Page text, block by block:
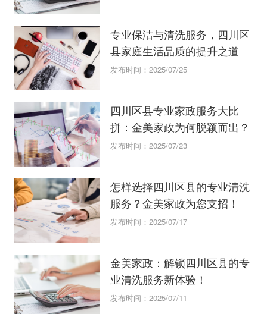
专业保洁与清洗服务，四川区
县家庭生活品质的提升之道
发布时间：2025/07/25
四川区县专业家政服务大比
拼：金美家政为何脱颖而出？
发布时间：2025/07/23
怎样选择四川区县的专业清洗
服务？金美家政为您支招！
发布时间：2025/07/17
金美家政：解锁四川区县的专
业清洗服务新体验！
发布时间：2025/07/11